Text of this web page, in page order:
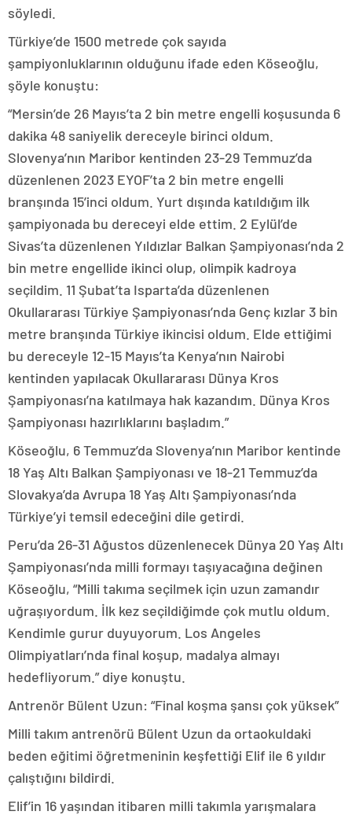
söyledi.
Türkiye’de 1500 metrede çok sayıda
şampiyonluklarının olduğunu ifade eden Köseoğlu,
şöyle konuştu:
“Mersin’de 26 Mayıs’ta 2 bin metre engelli koşusunda 6
dakika 48 saniyelik dereceyle birinci oldum.
Slovenya’nın Maribor kentinden 23-29 Temmuz’da
düzenlenen 2023 EYOF’ta 2 bin metre engelli
branşında 15’inci oldum. Yurt dışında katıldığım ilk
şampiyonada bu dereceyi elde ettim. 2 Eylül’de
Sivas’ta düzenlenen Yıldızlar Balkan Şampiyonası’nda 2
bin metre engellide ikinci olup, olimpik kadroya
seçildim. 11 Şubat’ta Isparta’da düzenlenen
Okullararası Türkiye Şampiyonası’nda Genç kızlar 3 bin
metre branşında Türkiye ikincisi oldum. Elde ettiğimi
bu dereceyle 12-15 Mayıs’ta Kenya’nın Nairobi
kentinden yapılacak Okullararası Dünya Kros
Şampiyonası’na katılmaya hak kazandım. Dünya Kros
Şampiyonası hazırlıklarını başladım.”
Köseoğlu, 6 Temmuz’da Slovenya’nın Maribor kentinde
18 Yaş Altı Balkan Şampiyonası ve 18-21 Temmuz’da
Slovakya’da Avrupa 18 Yaş Altı Şampiyonası’nda
Türkiye’yi temsil edeceğini dile getirdi.
Peru’da 26-31 Ağustos düzenlenecek Dünya 20 Yaş Altı
Şampiyonası’nda milli formayı taşıyacağına değinen
Köseoğlu, “Milli takıma seçilmek için uzun zamandır
uğraşıyordum. İlk kez seçildiğimde çok mutlu oldum.
Kendimle gurur duyuyorum. Los Angeles
Olimpiyatları’nda final koşup, madalya almayı
hedefliyorum.” diye konuştu.
Antrenör Bülent Uzun: “Final koşma şansı çok yüksek”
Milli takım antrenörü Bülent Uzun da ortaokuldaki
beden eğitimi öğretmeninin keşfettiği Elif ile 6 yıldır
çalıştığını bildirdi.
Elif’in 16 yaşından itibaren milli takımla yarışmalara